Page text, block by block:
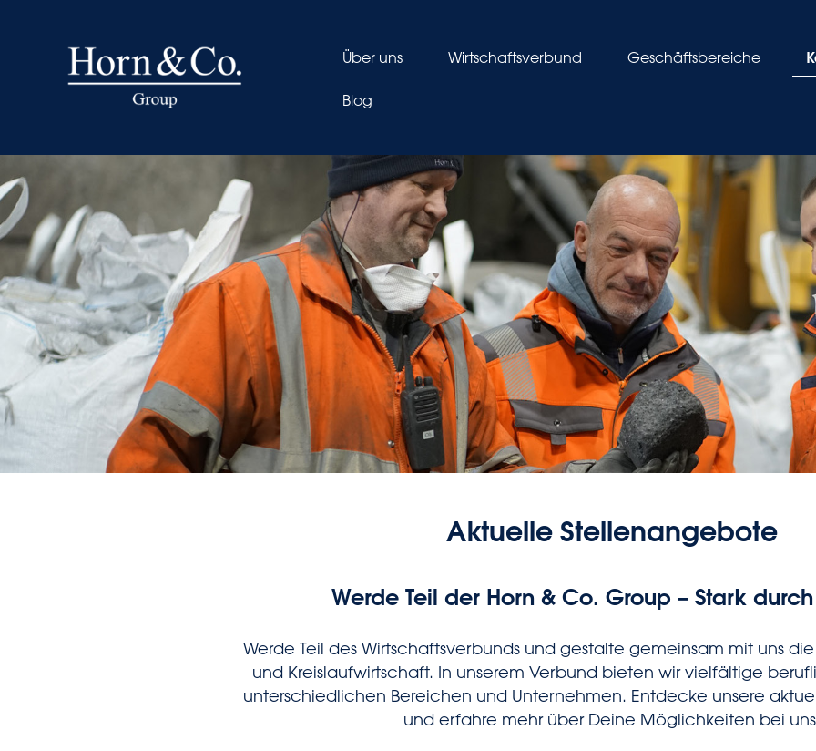
Über uns Wirtschaftsverbund Geschäftsbereiche
Blog
Aktuelle Stellenangebote
Werde Teil der Horn & Co. Group – Stark
Werde Teil des Wirtschaftsverbunds und gestalte gemeinsam mit uns
und Kreislaufwirtschaft. In unserem Verbund bieten wir vielfältige
unterschiedlichen Bereichen und Unternehmen. Entdecke unsere
und erfahre mehr über Deine Möglichkeiten bei